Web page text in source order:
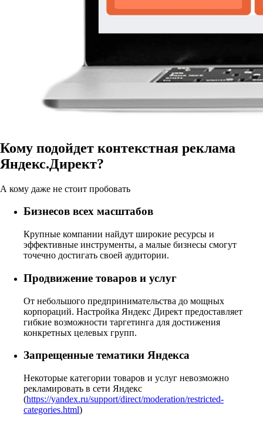
Кому подойдет контекстная реклама
Яндекс.Директ?
А кому даже не стоит пробовать
Бизнесов всех масштабов
Крупные компании найдут широкие ресурсы и
эффективные инструменты, а малые бизнесы смогут
точечно достигать своей аудитории.
Продвижение товаров и услуг
От небольшого предпринимательства до мощных
корпораций. Настройка Яндекс Директ предоставляет
гибкие возможности таргетинга для достижения
конкретных целевых групп.
Запрещенные тематики Яндекса
Некоторые категории товаров и услуг невозможно
рекламировать в сети Яндекс
(https://yandex.ru/support/direct/moderation/restricted-
categories.html)